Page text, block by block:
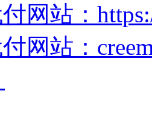
网站：
网站：